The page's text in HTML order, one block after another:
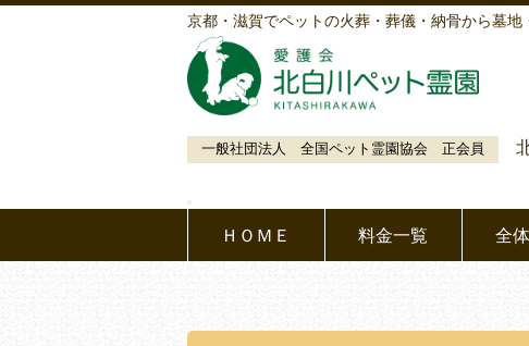
京都・滋賀でペットの火葬・葬儀・納骨から墓
一般社団法人 全国ペット霊園協会 正会員
ＨＯＭＥ 料金一覧 全